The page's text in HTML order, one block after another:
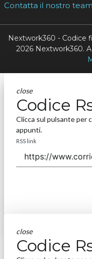
Contatta il nostro
Nextwork360 - Codice
2026 Nextwork360.
close
Codice
Clicca sul pulsante per
appunti.
RSS link
close
Codice